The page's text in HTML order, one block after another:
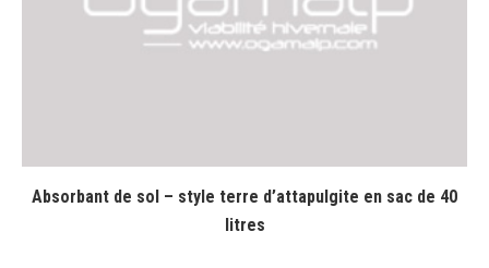
Absorbant de sol – style terre d’attapulgite en sac de 40
litres